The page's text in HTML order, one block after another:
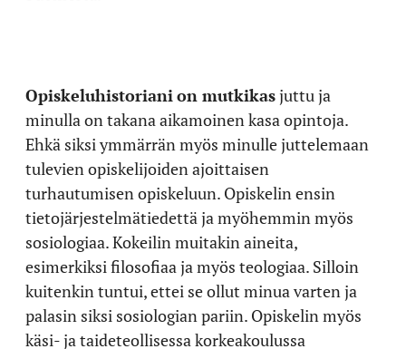
Opiskeluhistoriani on mutkikasjuttu ja
minulla on takana aikamoinen kasa opintoja.
Ehkä siksi ymmärrän myös minulle juttelemaan
tulevien opiskelijoiden ajoittaisen
turhautumisen opiskeluun. Opiskelin ensin
tietojärjestelmätiedettä ja myöhemmin myös
sosiologiaa. Kokeilin muitakin aineita,
esimerkiksi filosofiaa ja myös teologiaa. Silloin
kuitenkin tuntui, ettei se ollut minua varten ja
palasin siksi sosiologian pariin. Opiskelin myös
käsi- ja taideteollisessa korkeakoulussa